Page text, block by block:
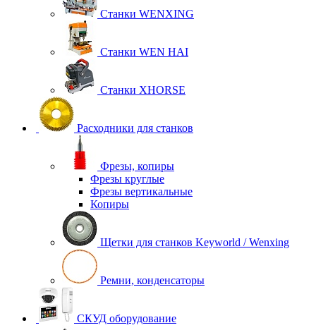
Станки WENXING
Станки WEN HAI
Станки XHORSE
Расходники для станков
Фрезы, копиры
Фрезы круглые
Фрезы вертикальные
Копиры
Щетки для станков Keyworld / Wenxing
Ремни, конденсаторы
СКУД оборудование